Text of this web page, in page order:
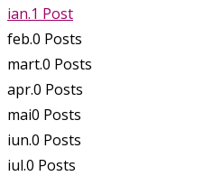
ian.1 Post
feb.0 Posts
mart.0 Posts
apr.0 Posts
mai0 Posts
iun.0 Posts
iul.0 Posts